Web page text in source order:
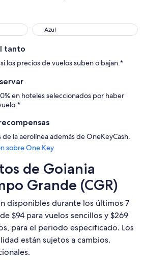
Azul
Azul
tanto
los precios de vuelos suben o bajan.*
en hoteles seleccionados por haber
de la aerolínea además de OneKeyCash.
sobre One Key
de Goiania
Grande (CGR)
disponibles durante los últimos 7
$94 para vuelos sencillos y $269
para el periodo especificado. Los
están sujetos a cambios.